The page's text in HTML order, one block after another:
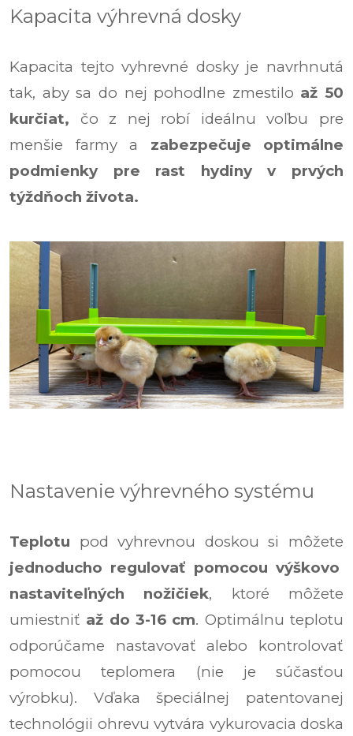
Kapacita výhrevná dosky
Kapacita tejto vyhrevné dosky je navrhnutá
tak, aby sa do nej pohodlne zmestilo až 50
kurčiat, čo z nej robí ideálnu voľbu pre
menšie farmy a zabezpečuje optimálne
podmienky pre rast hydiny v prvých
týždňoch života.
Nastavenie výhrevného systému
Teplotu pod vyhrevnou doskou si môžete
jednoducho regulovať pomocou výškovo
nastaviteľných nožičiek, ktoré môžete
umiestniť až do 3-16 cm. Optimálnu teplotu
odporúčame nastavovať alebo kontrolovať
pomocou teplomera (nie je súčasťou
výrobku). Vďaka špeciálnej patentovanej
technológii ohrevu vytvára vykurovacia doska